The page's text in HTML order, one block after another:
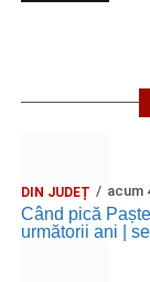
DIN JUDEȚ acum
Când pică
următorii ani |